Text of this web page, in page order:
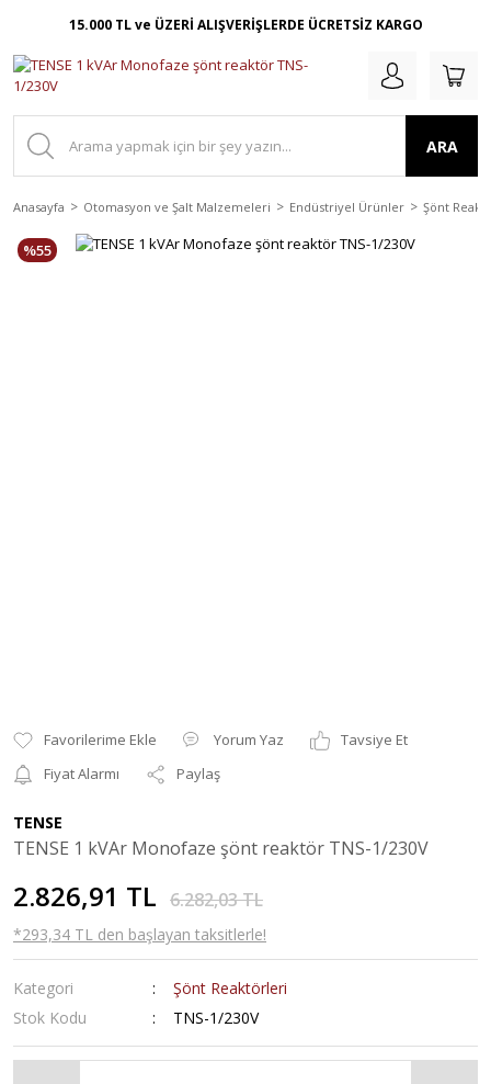
15.000 TL ve ÜZERİ ALIŞVERİŞLERDE ÜCRETSİZ KARGO
ARA
Anasayfa Otomasyon ve Şalt Malzemeleri Endüstriyel Ürünler Şönt
%55
Yorum Yaz
Tavsiye Et
Fiyat Alarmı
Paylaş
TENSE
TENSE 1 kVAr Monofaze şönt reaktör TNS-1/230V
2.826,91 TL 6.282,03 TL
*293,34 TL den başlayan taksitlerle!
Kategori
Şönt Reaktörleri
Stok Kodu
TNS-1/230V